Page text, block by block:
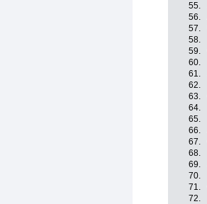
55.
56.
57.
58.
59.
60.
61.
62.
63.
64.
65.
66.
67.
68.
69.
70.
71.
72.